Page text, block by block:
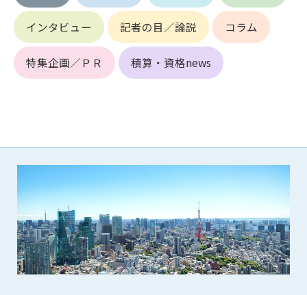
インタビュー 記者の目／論説 コラム
特集企画／ＰＲ 積算・資格news
ん。
3. 会員は、IDおよびパスワードの管理不十分、使用上の過誤、
第三者（他の会員を含む）の使用等による損害について責任
を負うものとし、管理者は一切責任を負いません。
る行為
(2) 第三者または管理者の財産、プライバシー等を侵害する行
(3) 第三者または管理者を誹謗中傷する行為
(4) 有害なコンピュータプログラム等を送信又は書き込む行為
(5) 第三者に不利益を与える行為
(6) 管理者が承認していない営利を目的とした行為
(7) 公序良俗に反する行為
(8) 犯罪的行為に結びつく行為